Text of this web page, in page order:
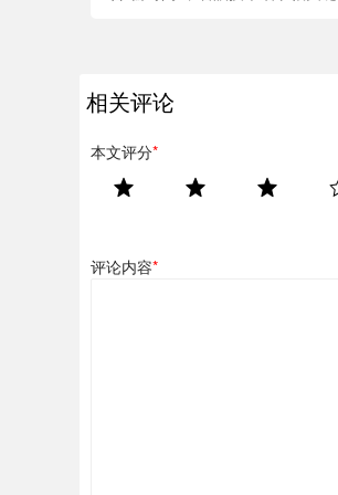
相关评论
本文评分*
评论内容*